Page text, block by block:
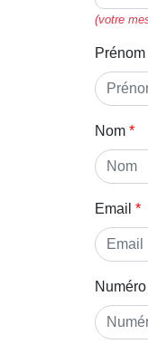
(votre
Prénom
Nom
Email